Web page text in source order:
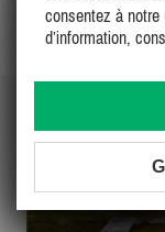
consentez à
d’information,